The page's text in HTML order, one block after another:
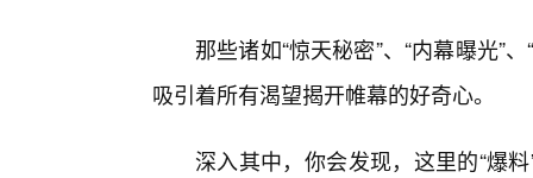
那些诸如“惊天秘密”、“内幕曝光”
吸引着所有渴望揭开帷幕的好奇心。
深入其中，你会发现，这里的“爆